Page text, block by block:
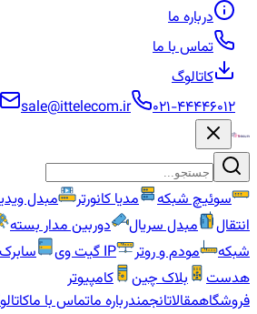
درباره ما
تماس با ما
کاتالوگ
۰۲۱-۴۴۴۴۶۰۱۲
sale@ittelecom.ir
سوئیچ شبکه مدیا کانورتر مبدل
انتقال
مبدل سریال دوربین مدار بسته
شبکه
مودم و روتر IP گیت وی
هدست
بلاک چین
کامپیوتر
فروشگاهمقالاتانجمندرباره ماتماس با ما